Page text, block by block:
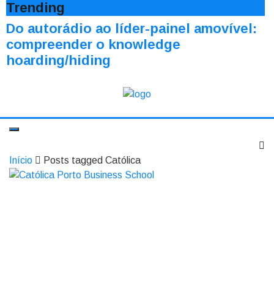
Trending
Do autorádio ao líder-painel amovível:
compreender o knowledge
hoarding/hiding
Início Posts tagged Católica